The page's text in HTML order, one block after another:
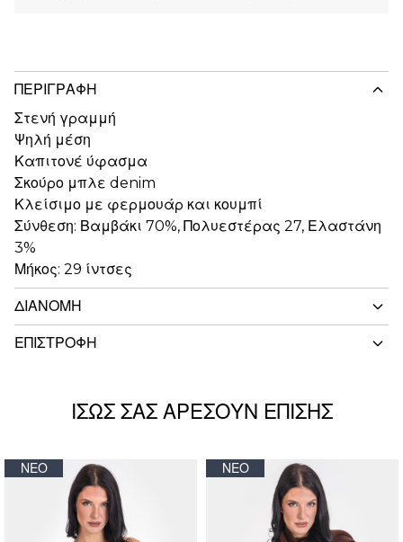
ΠΕΡΙΓΡΑΦΉ
Στενή γραμμή
Ψηλή μέση
Καπιτονέ ύφασμα
Σκούρο μπλε denim
Κλείσιμο με φερμουάρ και κουμπί
Σύνθεση: Βαμβάκι 70%, Πολυεστέρας 27, Ελαστάνη
3%
Μήκος: 29 ίντσες
ΔΙΑΝΟΜΉ
ΕΠΙΣΤΡΟΦΉ
ΊΣΩΣ ΣΑΣ ΑΡΈΣΟΥΝ ΕΠΊΣΗΣ
ΝΈΟ ΝΈΟ